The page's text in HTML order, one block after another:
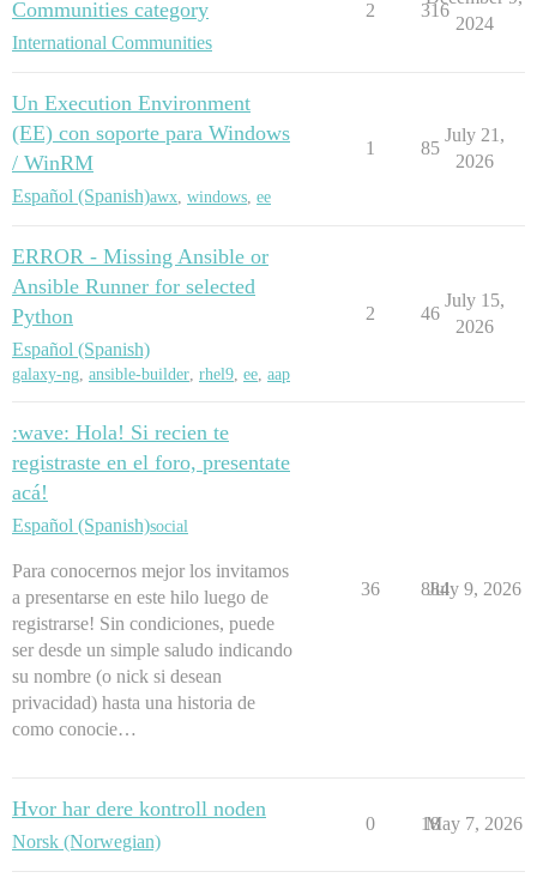
Communities category
International Communities
2 316
2024
Un Execution Environment
(EE) con soporte para Windows
/ WinRM
Español (Spanish)awx windows ee
1 85
July 21,
2026
ERROR - Missing Ansible or
Ansible Runner for selected
Python
Español (Spanish)
galaxy-ng, ansible-builder, rhel9, ee, aap
2 46
July 15,
2026
:wave: Hola! Si recien te
registraste en el foro, presentate
acá!
Español (Spanish)social
Para conocernos mejor los invitamos
a presentarse en este hilo luego de
registrarse! Sin condiciones, puede
ser desde un simple saludo indicando
su nombre (o nick si desean
privacidad) hasta una historia de
como conocie…
36 884
July 9, 2026
Hvor har dere kontroll noden
Norsk (Norwegian)
0 18
May 7, 2026